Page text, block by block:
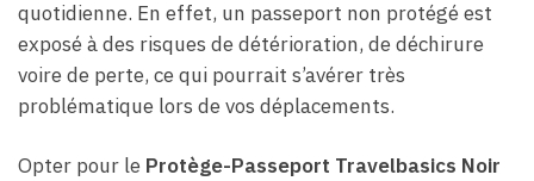
quotidienne. En effet, un passeport non protégé est
exposé à des risques de détérioration, de déchirure
voire de perte, ce qui pourrait s’avérer très
problématique lors de vos déplacements.
Opter pour le Protège-Passeport Travelbasics Noir